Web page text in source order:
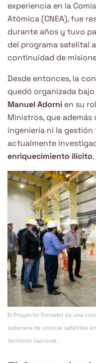
experiencia en la
Atómica (CNEA), fue
durante años y tuvo
del programa satelital
continuidad de
Desde entonces, la
quedó organizada
Manuel Adorni en su
Ministros, que
ingeniería ni la
actualmente
enriquecimiento ilícito.
El Proyecto Tronador es una
soberana de colocar satélites
territorio nacional.